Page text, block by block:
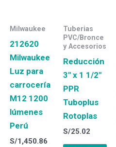
Milwaukee
212620
Milwaukee
Luz para
carrocería
M12 1200
lúmenes
Perú
S/1,450.86
Tuberias
PVC/Bronce
y Accesorios
Reducción
3″ x 1 1/2″
PPR
Tuboplus
Rotoplas
S/25.02